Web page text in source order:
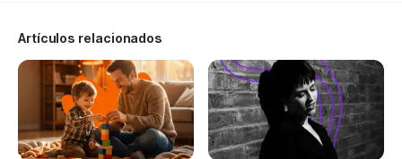
Artículos relacionados